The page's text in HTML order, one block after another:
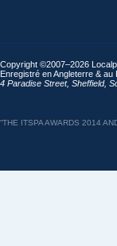
Copyright ©2007–2026
Enregistré en Angleterre &
4 Paradise Street, Sheffield,
“THE ITSPA AWARDS 2014